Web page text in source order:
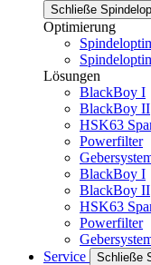
Schließe
Optimierung
Lösungen
BlackBoy I
BlackBoy II
HSK63
Powerfilter
BlackBoy I
BlackBoy II
HSK63
Powerfilter
Service
Schließe